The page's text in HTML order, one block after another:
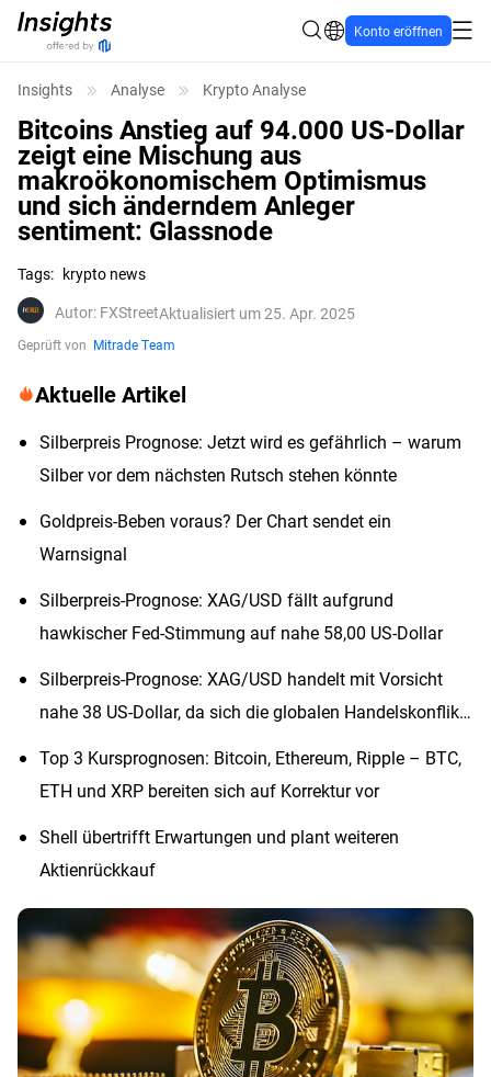
Konto eröffnen
Insights Analyse Krypto Analyse
Bitcoins Anstieg auf 94.000 US-Dollar
zeigt eine Mischung aus
makroökonomischem Optimismus
und sich änderndem Anleger
sentiment: Glassnode
Tags: krypto news
Autor: FXStreetAktualisiert um 25. Apr. 2025
Geprüft von Mitrade Team
Aktuelle Artikel
Silberpreis Prognose: Jetzt wird es gefährlich – warum
Silber vor dem nächsten Rutsch stehen könnte
Goldpreis-Beben voraus? Der Chart sendet ein
Warnsignal
Silberpreis-Prognose: XAG/USD fällt aufgrund
hawkischer Fed-Stimmung auf nahe 58,00 US-Dollar
Silberpreis-Prognose: XAG/USD handelt mit Vorsicht
nahe 38 US-Dollar, da sich die globalen Handelskonflikte
Top 3 Kursprognosen: Bitcoin, Ethereum, Ripple – BTC,
ETH und XRP bereiten sich auf Korrektur vor
Shell übertrifft Erwartungen und plant weiteren
Aktienrückkauf